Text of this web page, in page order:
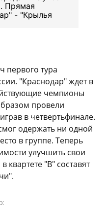
первого тура
"Краснодар" ждет в
чемпионы
провели
в четвертьфинале.
одержать ни одной
в группе. Теперь
улучшить свои
квартете "B" составят